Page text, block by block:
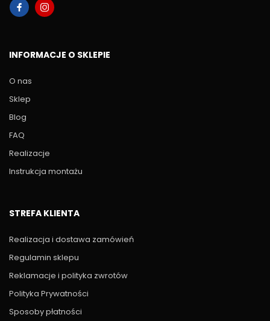
INFORMACJE O SKLEPIE
O nas
Sklep
Blog
FAQ
Realizacje
Instrukcja montażu
STREFA KLIENTA
Realizacja i dostawa zamówień
Regulamin sklepu
Reklamacje i polityka zwrotów
Polityka Prywatności
Sposoby płatności